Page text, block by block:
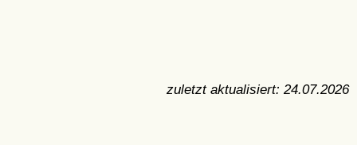
zuletzt aktualisiert: 24.07.2026